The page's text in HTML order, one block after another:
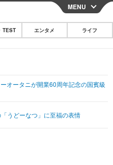
CLOSE
その他
映画・ドラマ
MENU
TEST エンタメ ライフ
オータニが開業60周年記念の国賓級
うどーなつ」に至福の表情